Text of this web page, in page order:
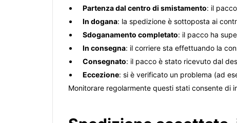
Partenza dal centro di smistamento: il
In dogana: la spedizione è sottoposta ai
Sdoganamento completato: il pacco ha
In consegna: il corriere sta effettuando la
Consegnato: il pacco è stato ricevuto dal
Eccezione: si è verificato un problema (ad
Monitorare regolarmente questi stati consente di